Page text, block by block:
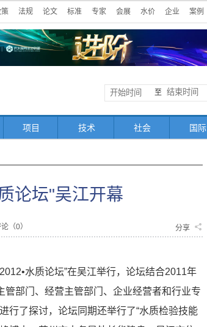
法规 论文 标准 专家 会展 水价 企业 案例
至
项目 技术 社会 国际
论坛"吴江开幕
（0） 分享
水质论坛”在吴江举行，论坛结合2011年
管部门、经营主管部门、企业经营者和行业专
行了探讨，论坛同期还举行了“水质检验技能